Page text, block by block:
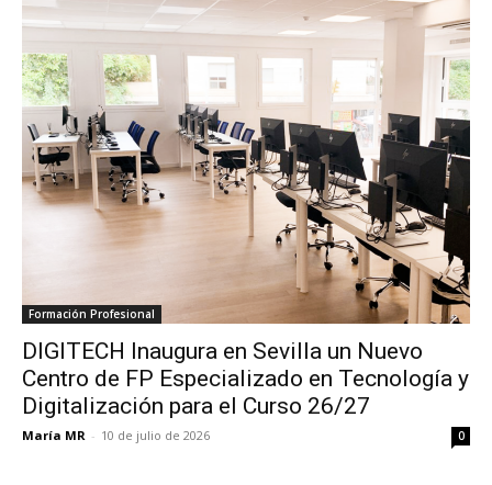
Formación Profesional
DIGITECH Inaugura en Sevilla un Nuevo
Centro de FP Especializado en Tecnología y
Digitalización para el Curso 26/27
María MR - 10 de julio de 2026 0